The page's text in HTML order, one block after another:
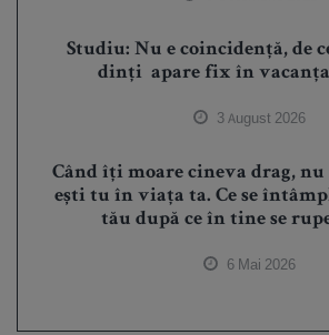
Studiu: Nu e coincidență, de
dinți apare fix în vacanța
3 August 2026
Când îți moare cineva drag,
ești tu în viața ta. Ce se
tău după ce în tine se
6 Mai 2026